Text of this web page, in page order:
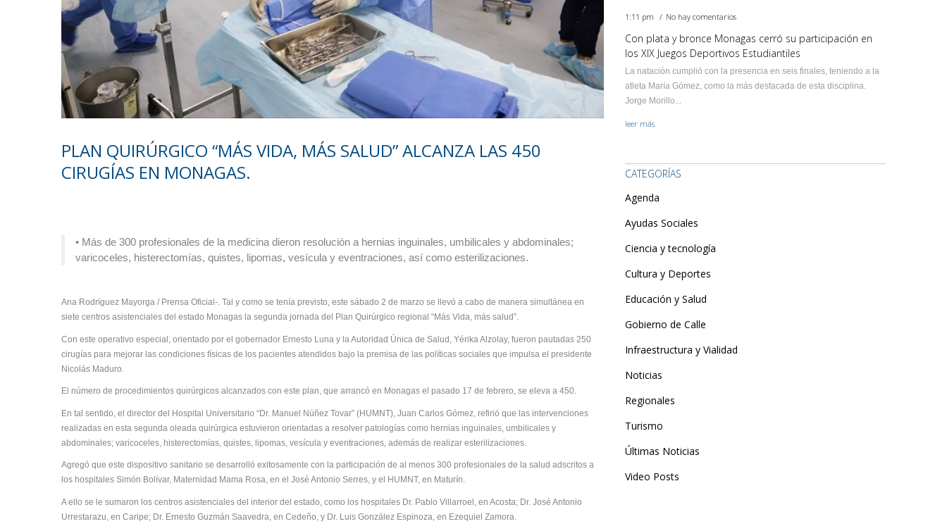
PLAN QUIRÚRGICO “MÁS VIDA, MÁS SALUD” ALCANZA LAS 450
CIRUGÍAS EN MONAGAS.
• Más de 300 profesionales de la medicina dieron resolución a hernias inguinales, umbilicales y abdominales;
varicoceles, histerectomías, quistes, lipomas, vesícula y eventraciones, así como esterilizaciones.
Ana Rodríguez Mayorga / Prensa Oficial-. Tal y como se tenía previsto, este sábado 2 de marzo se llevó a cabo de manera simultánea en
siete centros asistenciales del estado Monagas la segunda jornada del Plan Quirúrgico regional “Más Vida, más salud”.
Con este operativo especial, orientado por el gobernador Ernesto Luna y la Autoridad Única de Salud, Yérika Alzolay, fueron pautadas 250
cirugías para mejorar las condiciones físicas de los pacientes atendidos bajo la premisa de las políticas sociales que impulsa el presidente
Nicolás Maduro.
El número de procedimientos quirúrgicos alcanzados con este plan, que arrancó en Monagas el pasado 17 de febrero, se eleva a 450.
En tal sentido, el director del Hospital Universitario “Dr. Manuel Núñez Tovar” (HUMNT), Juan Carlos Gómez, refirió que las intervenciones
realizadas en esta segunda oleada quirúrgica estuvieron orientadas a resolver patologías como hernias inguinales, umbilicales y
abdominales; varicoceles, histerectomías, quistes, lipomas, vesícula y eventraciones, además de realizar esterilizaciones.
Agregó que este dispositivo sanitario se desarrolló exitosamente con la participación de al menos 300 profesionales de la salud adscritos a
los hospitales Simón Bolívar, Maternidad Mama Rosa, en el José Antonio Serres, y el HUMNT, en Maturín.
A ello se le sumaron los centros asistenciales del interior del estado, como los hospitales Dr. Pablo Villarroel, en Acosta; Dr. José Antonio
Urrestarazu, en Caripe; Dr. Ernesto Guzmán Saavedra, en Cedeño, y Dr. Luis González Espinoza, en Ezequiel Zamora.
1:11 pm No hay comentarios
Con plata y bronce Monagas cerró su participación en
los XIX Juegos Deportivos Estudiantiles
La natación cumplió con la presencia en seis finales, teniendo a la
atleta María Gómez, como la más destacada de esta disciplina.
Jorge Morillo...
leer más
CATEGORÍAS
Agenda
Ayudas Sociales
Ciencia y tecnología
Cultura y Deportes
Educación y Salud
Gobierno de Calle
Infraestructura y Vialidad
Noticias
Regionales
Turismo
Últimas Noticias
Video Posts